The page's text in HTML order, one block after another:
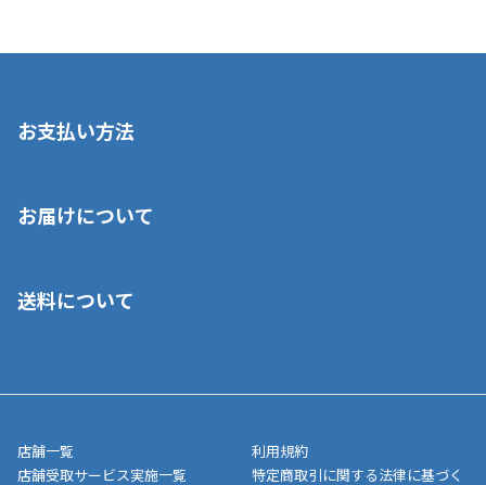
お支払い方法
いいただくことはできません。ご了承ください。
■代金引換(代引)※手数料がかかります
■商品によっては一部決済方法が使用できない場合がございま
す。
お届けについて
ご注文が確認出来次第、1～4営業日に発送いたします。「お取り
業日にてお引渡しとなります。(離島などの場合、例外もあります)
メーカー直送品など一部商品については、その他商品との購入に
制限がかかる場合がございます。また発送日についても、通常と
送料について
店舗一覧
店舗受取サービス実施一覧
利用規約
特定商取引に関する法律に基づく